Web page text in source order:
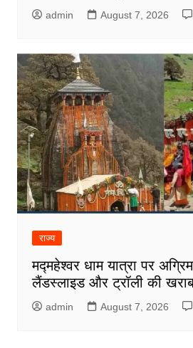
admin August 7, 2026
राज्य
मद्महेश्वर धाम यात्रा पर
लैंडस्लाइड और ट्रॉली की
admin August 7, 2026